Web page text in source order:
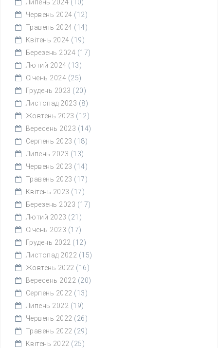
Липень 2024 (10)
Червень 2024 (12)
Травень 2024 (14)
Квітень 2024 (19)
Березень 2024 (17)
Лютий 2024 (13)
Січень 2024 (25)
Грудень 2023 (20)
Листопад 2023 (8)
Жовтень 2023 (12)
Вересень 2023 (14)
Серпень 2023 (18)
Липень 2023 (13)
Червень 2023 (14)
Травень 2023 (17)
Квітень 2023 (17)
Березень 2023 (17)
Лютий 2023 (21)
Січень 2023 (17)
Грудень 2022 (12)
Листопад 2022 (15)
Жовтень 2022 (16)
Вересень 2022 (20)
Серпень 2022 (13)
Липень 2022 (19)
Червень 2022 (26)
Травень 2022 (29)
Квітень 2022 (25)